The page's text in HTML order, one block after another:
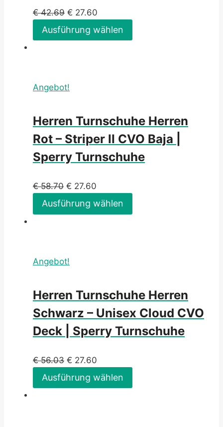
€42.69 € 27.60
Ausführung wählen
Angebot!
Herren Turnschuhe Herren
Rot – Striper II CVO Baja |
Sperry Turnschuhe
€58.70 € 27.60
Ausführung wählen
Angebot!
Herren Turnschuhe Herren
Schwarz – Unisex Cloud CVO
Deck | Sperry Turnschuhe
€56.03 € 27.60
Ausführung wählen